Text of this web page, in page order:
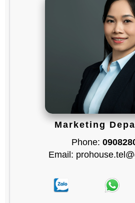
Marketing
Phone:
Email: